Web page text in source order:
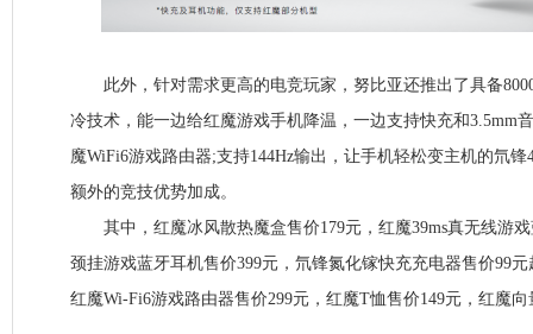
此外，针对需求更高的电竞玩家，努比亚还推出了具备
冷技术，能一边给红魔游戏手机降温，一边支持快充和3.5mm
魔WiFi6游戏路由器;支持144Hz输出，让手机轻松变主机的氘
额外的竞技优势加成。
其中，红魔冰风散热魔盒售价179元，红魔39ms真无线游戏
颈挂游戏蓝牙耳机售价399元，氘锋氮化镓快充充电器售价99
红魔Wi-Fi6游戏路由器售价299元，红魔T恤售价149元，红魔